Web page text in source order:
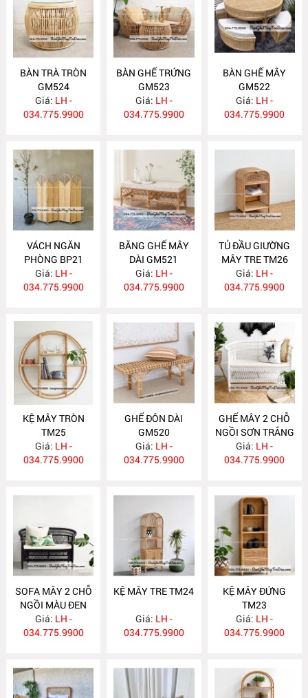
BÀN TRÀ TRÒN
GM524
Giá: LH -
034.775.9900
BÀN GHẾ TRỨNG
GM523
Giá: LH -
034.775.9900
BÀN GHẾ MÂY
GM522
Giá: LH -
034.775.9900
VÁCH NGĂN
PHÒNG BP21
Giá: LH -
034.775.9900
BĂNG GHẾ MÂY
DÀI GM521
Giá: LH -
034.775.9900
TỦ ĐẦU GIƯỜNG
MÂY TRE TM26
Giá: LH -
034.775.9900
KỆ MÂY TRÒN
TM25
Giá: LH -
034.775.9900
GHẾ ĐÔN DÀI
GM520
Giá: LH -
034.775.9900
GHẾ MÂY 2 CHỖ
NGỒI SƠN TRẮNG
GM519
Giá: LH -
034.775.9900
SOFA MÂY 2 CHỖ
NGỒI MÀU ĐEN
GM518
Giá: LH -
034.775.9900
KỆ MÂY TRE TM24
Giá: LH -
034.775.9900
KỆ MÂY ĐỨNG
TM23
Giá: LH -
034.775.9900